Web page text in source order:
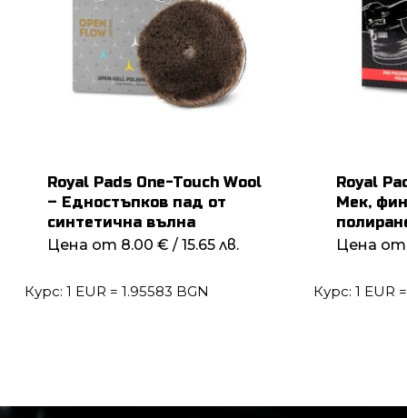
Royal Pads One-Touch Wool
– Едностъпков пад от
синтетична вълна
Цена от 8.00 € / 15.65 лв.
Курс: 1 EUR = 1.95583 BGN
Royal
Мек,
Цена
Курс: 1 EUR